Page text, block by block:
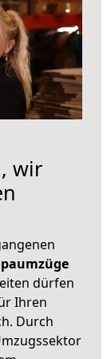
wir
dürfen
Ihren
Durch